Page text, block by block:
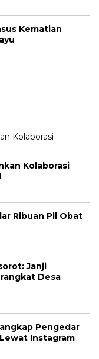
Kematian
Kolaborasi
Ribuan Pil Obat
Janji
Desa
Pengedar
Instagram